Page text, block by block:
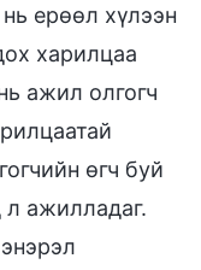
ерөөл хүлээн
харилцаа
ажил олгогч
өгч буй
л ажилладаг.